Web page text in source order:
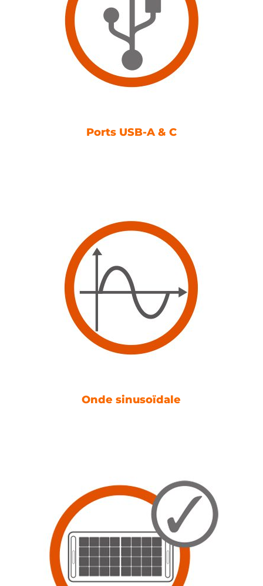
Ports USB-A & C
Onde sinusoïdale